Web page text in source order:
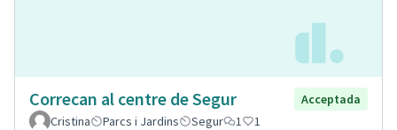
Correcan al centre de Segur
Acceptada
Cristina
Parcs i Jardins Segur 1 1